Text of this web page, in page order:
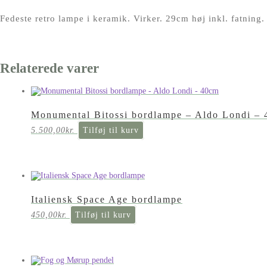
Fedeste retro lampe i keramik. Virker. 29cm høj inkl. fatning.
Relaterede varer
Monumental Bitossi bordlampe – Aldo Londi –
5.500,00kr. Tilføj til kurv
Italiensk Space Age bordlampe
450,00kr. Tilføj til kurv